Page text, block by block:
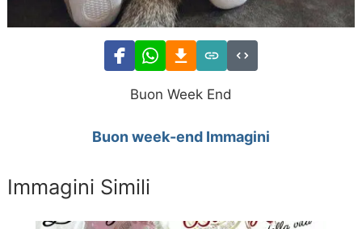
Buon Week End
Buon week-end Immagini
Immagini Simili